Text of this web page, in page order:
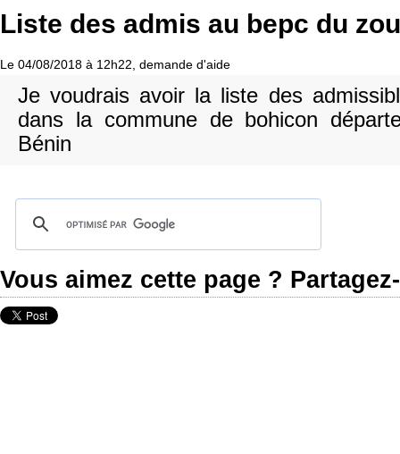
Liste des admis au bepc du zou
Le 04/08/2018 à 12h22, demande d'aide
Je voudrais avoir la liste des
dans la commune de bohicon
Bénin
Vous aimez cette page ?